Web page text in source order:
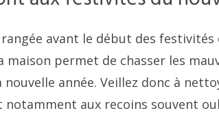
avant le début des festivités
permet de chasser les
année. Veillez donc à
aux recoins souvent